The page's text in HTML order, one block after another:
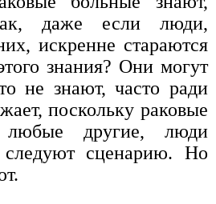
даже если люди,
искренне стараются
знания? Они могут
не знают, часто ради
поскольку раковые
другие, люди
сценарию. Но